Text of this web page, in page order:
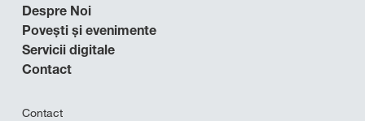
Despre Noi
Povești și evenimente
Servicii digitale
Contact
Contact